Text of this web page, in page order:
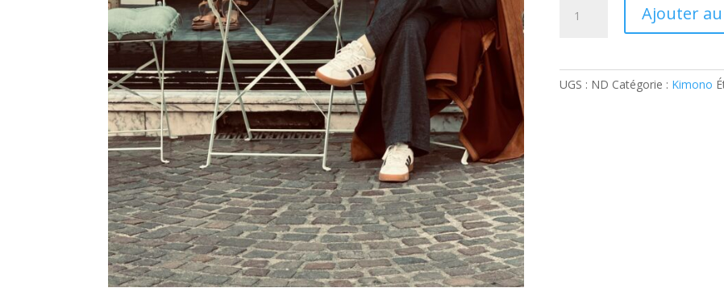
Ajouter
UGS : ND Catégorie : Kimono